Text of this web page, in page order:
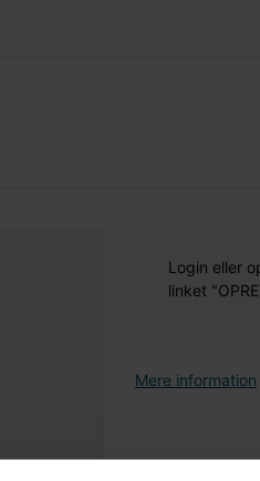
Login eller
linket
Mere information